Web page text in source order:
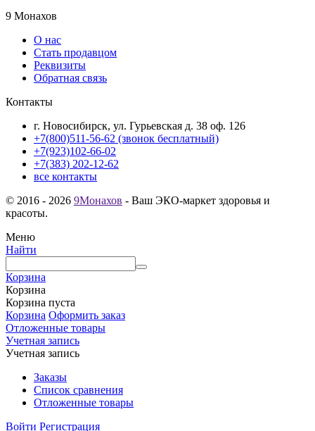
9 Монахов
О нас
Стать продавцом
Реквизиты
Обратная связь
Контакты
г. Новосибирск, ул. Гурьевская д. 38 оф. 126
+7(800)511-56-62 (звонок бесплатный)
+7(923)102-66-02
+7(383) 202-12-62
все контакты
© 2016 - 2026 9Монахов - Ваш ЭКО-маркет здоровья и
красоты.
Меню
Найти
Корзина
Корзина
Корзина пуста
Корзина Оформить заказ
Отложенные товары
Учетная запись
Учетная запись
Заказы
Список сравнения
Отложенные товары
Войти Регистрация